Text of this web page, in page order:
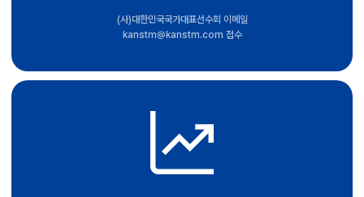
(사)대한민국국가대표선수회 이메일
kanstm@kanstm.com 접수